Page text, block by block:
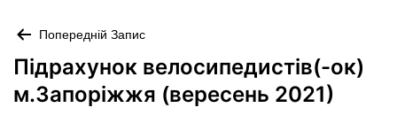
Навігація
записів
Попередній Запис
Підрахунок велосипедистів(-ок)
м.Запоріжжя (вересень 2021)